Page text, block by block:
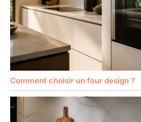
Comment choisir un four design ?